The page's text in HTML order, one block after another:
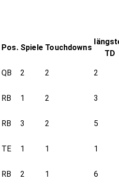
Pos. Spiele Touchdowns
TD
QB 2 2 2
RB 1 2 3
RB 3 2 5
TE 1 1 1
RB 2 1 6